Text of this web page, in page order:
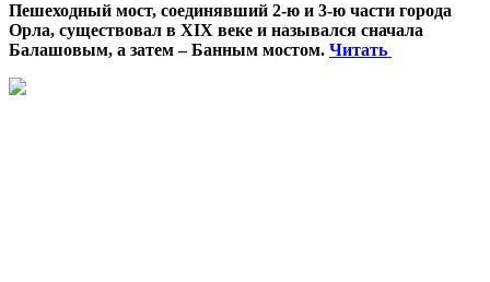
Пешеходный мост, соединявший 2-ю и 3-ю части города
Орла, существовал в XIX веке и назывался сначала
Балашовым, а затем – Банным мостом. Читать